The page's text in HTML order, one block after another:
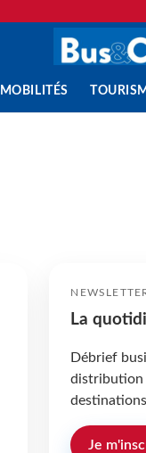
MOBILITÉS
La
Débrief
distribution
Je